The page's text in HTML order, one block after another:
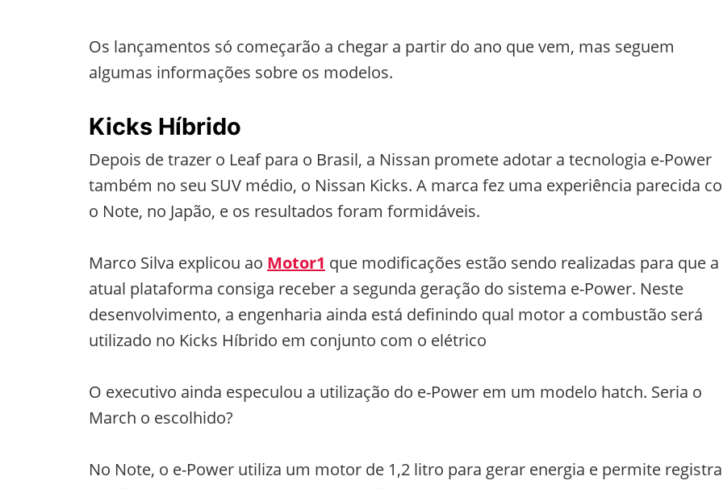
Os lançamentos só começarão a chegar a partir do ano que vem, mas seguem
algumas informações sobre os modelos.
Kicks Híbrido
Depois de trazer o Leaf para o Brasil, a Nissan promete adotar a tecnologia e-Power
também no seu SUV médio, o Nissan Kicks. A marca fez uma experiência parecida
o Note, no Japão, e os resultados foram formidáveis.
Marco Silva explicou ao Motor1 que modificações estão sendo realizadas para que a
atual plataforma consiga receber a segunda geração do sistema e-Power. Neste
desenvolvimento, a engenharia ainda está definindo qual motor a combustão será
utilizado no Kicks Híbrido em conjunto com o elétrico
O executivo ainda especulou a utilização do e-Power em um modelo hatch. Seria o
March o escolhido?
No Note, o e-Power utiliza um motor de 1,2 litro para gerar energia e permite